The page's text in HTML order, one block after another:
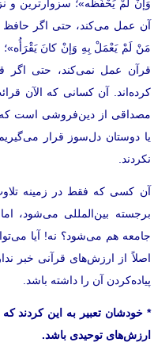
وَإنْ لَمْ یَحْفَظْه»؛ سزوارترین و
آن عمل می‌کند، حتی اگر حافظ
مَنْ لَمْ یَعْمَلْ بِهِ وَإنْ کانَ
قرآن عمل نمی‌کند، حتی اگر
کرده‌اند. آن کسانی که الآن
مصداقی از دین‌فروشی است که
یا دوستان دل‌سوز قرار
نکردند.
آن کسی که فقط در زمینه‌
برجسته‌‌ بین‌المللی می‌شود،
جامعه هم می‌شود؟ نه! آیا
اصلاً از ارزش‌های قرآنی خبر
پیاده‌کردن آن را داشته باشد.
* خودشان تعبیر به این کردند
ارزش‌های توحیدی باشد.